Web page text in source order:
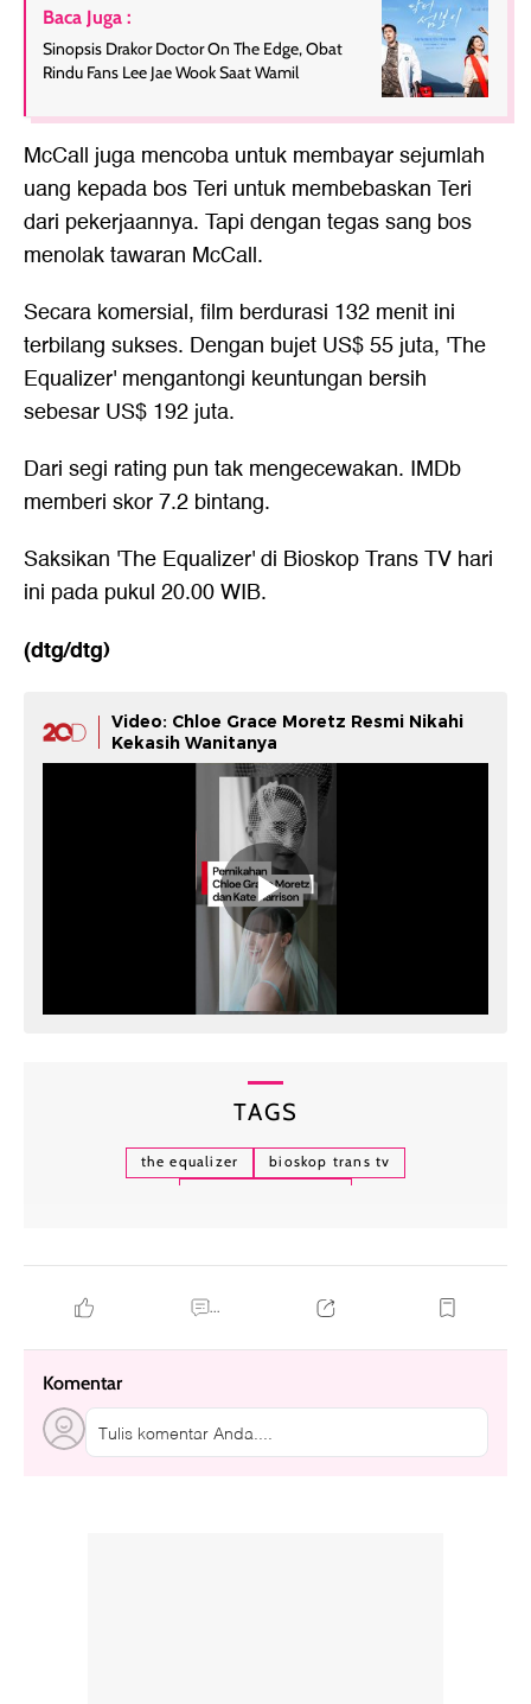
Baca Juga :
Sinopsis Drakor Doctor On The Edge, Obat
Rindu Fans Lee Jae Wook Saat Wamil
McCall juga mencoba untuk membayar sejumlah
uang kepada bos Teri untuk membebaskan Teri
dari pekerjaannya. Tapi dengan tegas sang bos
menolak tawaran McCall.
Secara komersial, film berdurasi 132 menit ini
terbilang sukses. Dengan bujet US$ 55 juta, 'The
Equalizer' mengantongi keuntungan bersih
sebesar US$ 192 juta.
Dari segi rating pun tak mengecewakan. IMDb
memberi skor 7.2 bintang.
Saksikan 'The Equalizer' di Bioskop Trans TV hari
ini pada pukul 20.00 WIB.
(dtg/dtg)
Video: Chloe Grace Moretz Resmi Nikahi
Kekasih Wanitanya
TAGS
the equalizer
bioskop trans tv
...
Komentar
Tulis komentar Anda....